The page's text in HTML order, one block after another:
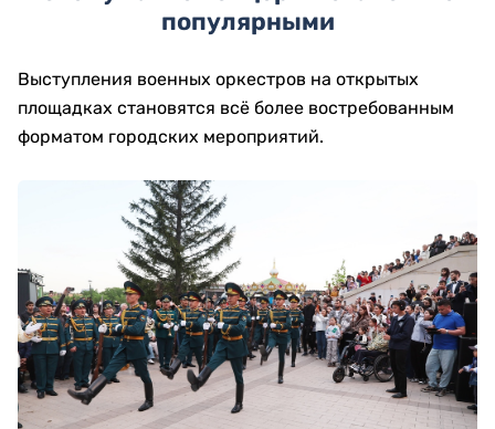
популярными
Выступления военных оркестров на открытых
площадках становятся всё более востребованным
форматом городских мероприятий.